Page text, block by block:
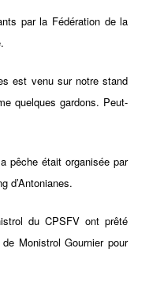
par la Fédération de la
est venu sur notre stand
quelques gardons. Peut-
pêche était organisée par
d’Antonianes.
du CPSFV ont prêté
Monistrol Gournier pour